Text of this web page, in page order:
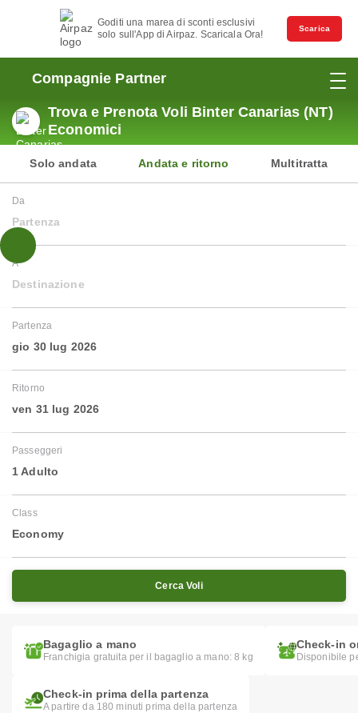
Goditi una marea di sconti esclusivi
solo sull'App di Airpaz. Scaricala Ora!
Scarica
Compagnie Partner
Trova e Prenota Voli Binter Canarias (NT)
Economici
Solo andata Andata e ritorno Multitratta
Da
Partenza
A
Destinazione
Partenza
gio 30 lug 2026
Ritorno
ven 31 lug 2026
Passeggeri
1 Adulto
Class
Economy
Cerca Voli
Bagaglio a mano
Franchigia gratuita per il bagaglio a mano: 8 kg
Check-in
Disponibile
Check-in prima della partenza
A partire da 180 minuti prima della partenza